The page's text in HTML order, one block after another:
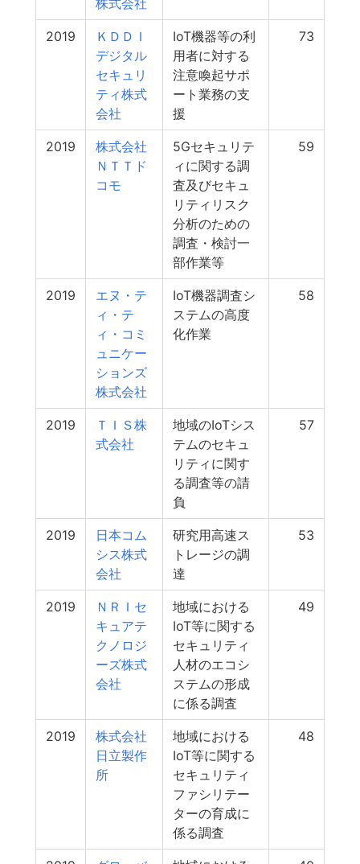
株式会社
2019
ＫＤＤＩ
デジタル
セキュリ
ティ株式
会社
IoT機器等の利
用者に対する
注意喚起サポ
ート業務の支
援
73
2019
株式会社
ＮＴＴド
コモ
5Gセキュリテ
ィに関する調
査及びセキュ
リティリスク
分析のための
調査・検討一
部作業等
59
2019
エヌ・テ
ィ・テ
ィ・コミ
ュニケー
ションズ
株式会社
IoT機器調査シ
ステムの高度
化作業
58
2019
ＴＩＳ株
式会社
地域のIoTシス
テムのセキュ
リティに関す
る調査等の請
負
57
2019
日本コム
シス株式
会社
研究用高速ス
トレージの調
達
53
2019
ＮＲＩセ
キュアテ
クノロジ
ーズ株式
会社
地域における
IoT等に関する
セキュリティ
人材のエコシ
ステムの形成
に係る調査
49
2019
株式会社
日立製作
所
地域における
IoT等に関する
セキュリティ
ファシリテー
ターの育成に
係る調査
48